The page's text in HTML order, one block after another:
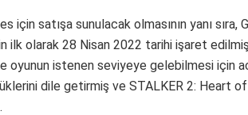
satışa sunulacak olmasının yanı sıra,
ilk olarak 28 Nisan 2022 tarihi işaret
oyunun istenen seviyeye gelebilmesi için
dile getirmiş ve STALKER 2: Heart of